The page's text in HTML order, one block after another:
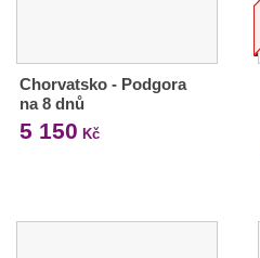
Chorvatsko - Podgora
na 8 dnů
5 150 Kč